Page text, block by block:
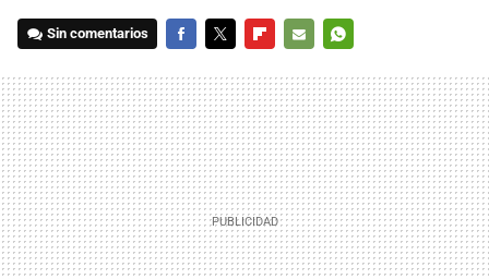
Sin comentarios
MAIL